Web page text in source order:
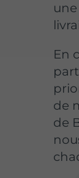
En
de
de